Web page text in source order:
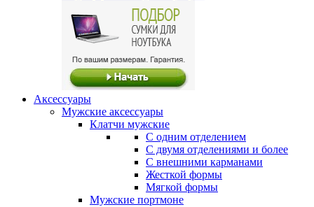
Аксессуары
Мужские аксессуары
Клатчи мужские
С одним отделением
С двумя отделениями и более
С внешними карманами
Жесткой формы
Мягкой формы
Мужские портмоне